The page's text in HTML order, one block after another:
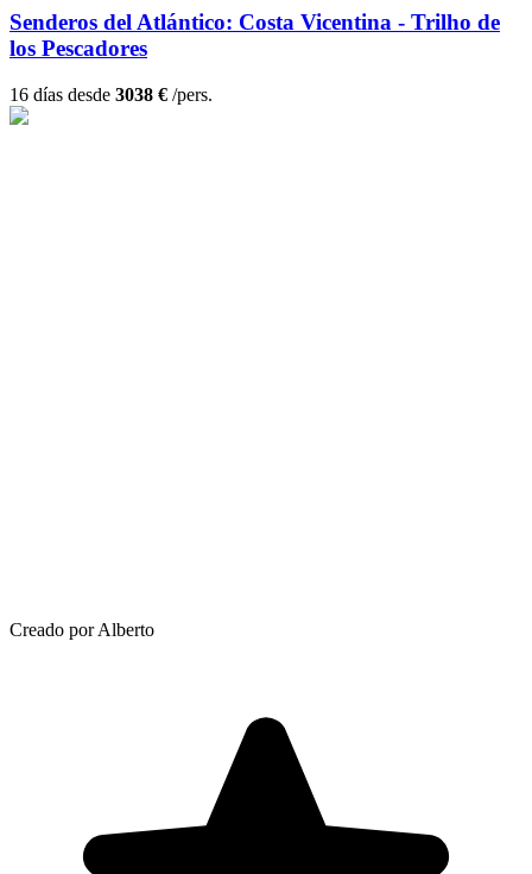
Senderos del Atlántico: Costa Vicentina - Trilho de
los Pescadores
16 días desde 3038 € /pers.
Creado por Alberto